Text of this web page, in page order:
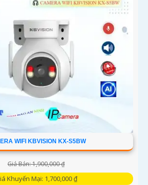
WIFI KBVISION KX-S5BW
Giá Bán: 1,900,000 ₫
Khuyến Mại: 1,700,000 ₫